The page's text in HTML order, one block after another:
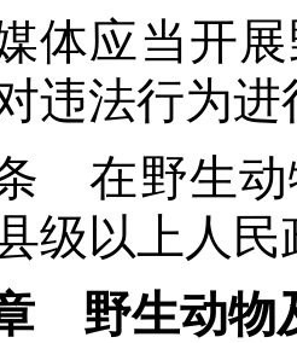
体应当开
违法行为
在野生动
级以上人
野生动物